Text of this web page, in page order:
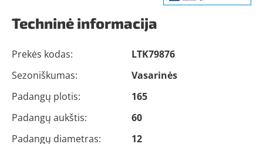
Techninė informacija
Prekės kodas:
LTK79876
Sezoniškumas:
Vasarinės
Padangų plotis:
165
Padangų aukštis:
60
Padangų diametras:
12